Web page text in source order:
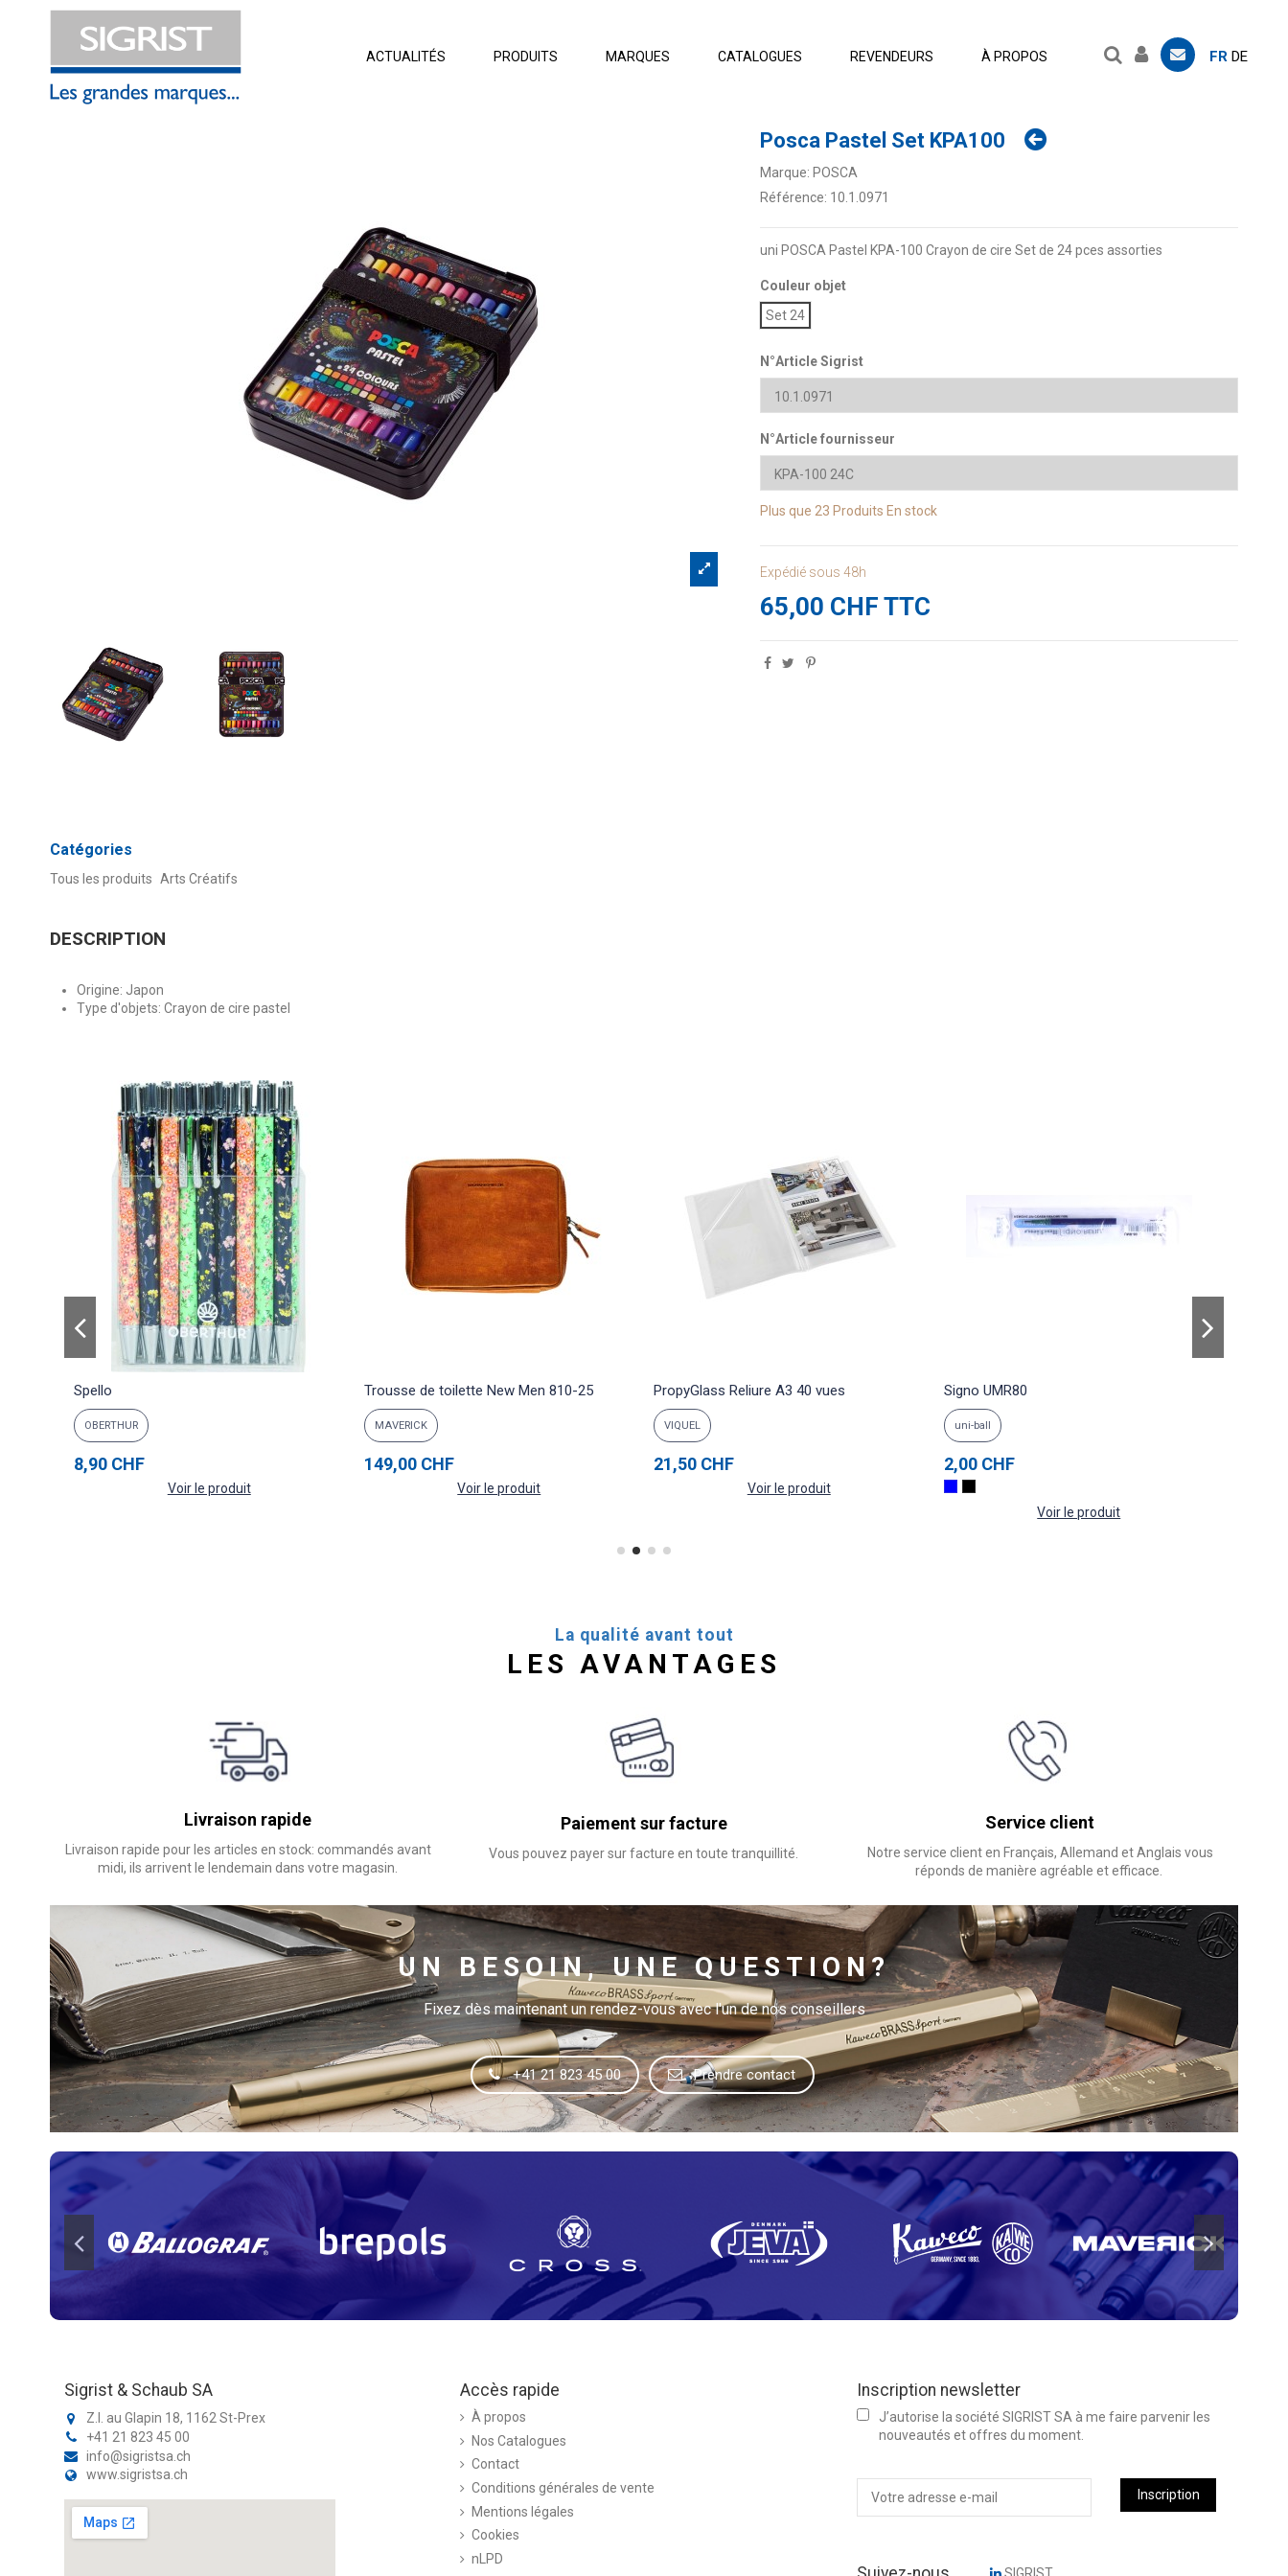
ACTUALITÉS PRODUITS MARQUES CATALOGUES REVENDEURS À PROPOS FR DE
Posca Pastel Set KPA100
Marque: POSCA
Référence: 10.1.0971
uni POSCA Pastel KPA-100 Crayon de cire Set de 24 pces assorties
Couleur objet
Set 24
N°Article Sigrist
N°Article fournisseur
Plus que 23 Produits En stock
Expédié sous 48h
65,00 CHF TTC
Catégories
Tous les produits Arts Créatifs
DESCRIPTION
Origine: Japon
Type d'objets: Crayon de cire pastel
Spello
OBERTHUR
8,90 CHF
Voir le produit
Trousse de toilette New Men 810-25
MAVERICK
149,00 CHF
Voir le produit
PropyGlass Reliure A3 40 vues
VIQUEL
21,50 CHF
Voir le produit
Signo UMR80
uni-ball
2,00 CHF
Voir le produit
La qualité avant tout
LES AVANTAGES
Livraison rapide
Livraison rapide pour les articles en stock: commandés avant
midi, ils arrivent le lendemain dans votre magasin.
Paiement sur facture
Vous pouvez payer sur facture en toute tranquillité.
Service client
Notre service client en Français, Allemand et Anglais vous
réponds de manière agréable et efficace.
UN BESOIN, UNE QUESTION?
Fixez dès maintenant un rendez-vous avec l'un de nos conseillers
+41 21 823 45 00 Prendre contact
Sigrist & Schaub SA
Z.I. au Glapin 18, 1162 St-Prex
+41 21 823 45 00
info@sigristsa.ch
www.sigristsa.ch
Accès rapide
À propos
Nos Catalogues
Contact
Conditions générales de vente
Mentions légales
Cookies
nLPD
Inscription newsletter
J’autorise la société SIGRIST SA à me faire parvenir les
nouveautés et offres du moment.
Inscription